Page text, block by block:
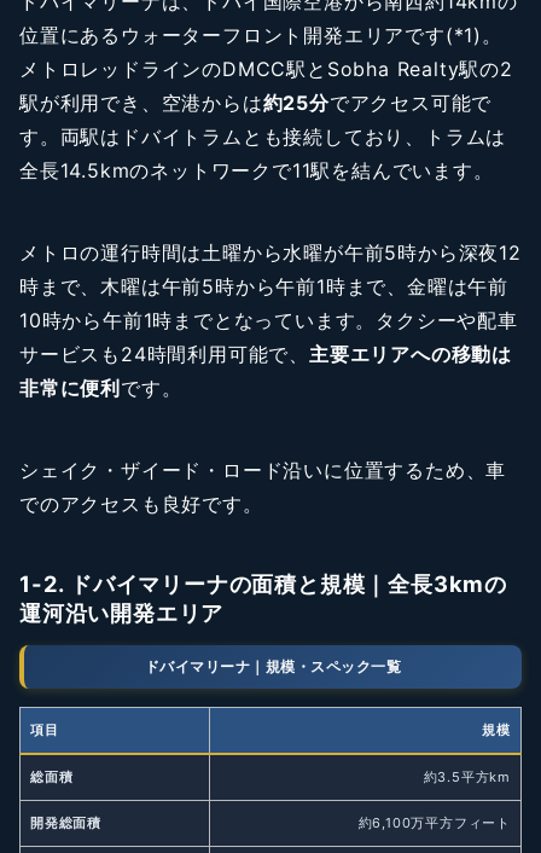
位置にあるウォーターフロント開発エリアです(*1)。
メトロレッドラインのDMCC駅とSobha Realty駅の2
駅が利用でき、空港からは約25分でアクセス可能で
す。両駅はドバイトラムとも接続しており、トラムは
全長14.5kmのネットワークで11駅を結んでいます。
メトロの運行時間は土曜から水曜が午前5時から深夜12
時まで、木曜は午前5時から午前1時まで、金曜は午前
10時から午前1時までとなっています。タクシーや配車
サービスも24時間利用可能で、 主要エリアへの移動は
非常に便利です。
シェイク・ザイード・ロード沿いに位置するため、車
でのアクセスも良好です。
1-2. ドバイマリーナの面積と規模｜全長3kmの
運河沿い開発エリア
ドバイマリーナ｜規模・スペック一覧
項目 規模
総面積 約3.5平方km
開発総面積 約6,100万平方フィート